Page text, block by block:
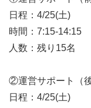
日程：4/25(土)
時間：7:15-14:15
人数：残り15名
②運営サポート（後
日程：4/25(土)